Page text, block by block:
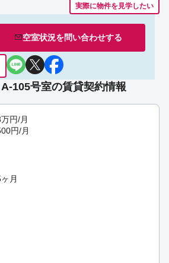
実際に物件を見学したい
空室状況を問い合わせする
105号室の賃貸契約情報
万円/月
円/月
月